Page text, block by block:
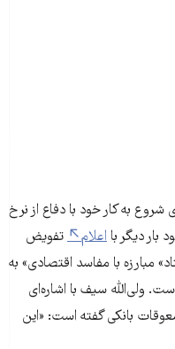
شروع به کار خود با دفاع از نرخ
دیگر با اعلام
تفویض
مبارزه با مفاسد اقتصادی» به
ولی‌الله سیف با اشاره‌ای
بانکی گفته است: «این